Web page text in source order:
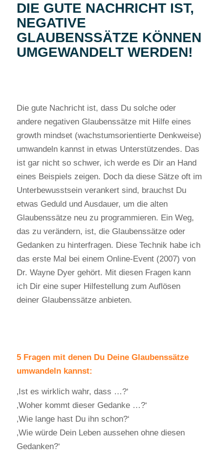
DIE GUTE NACHRICHT IST,
NEGATIVE
GLAUBENSSÄTZE KÖNNEN
UMGEWANDELT WERDEN!
Die gute Nachricht ist, dass Du solche oder
andere negativen Glaubenssätze mit Hilfe eines
growth mindset (wachstumsorientierte Denkweise)
umwandeln kannst in etwas Unterstützendes. Das
ist gar nicht so schwer, ich werde es Dir an Hand
eines Beispiels zeigen. Doch da diese Sätze oft im
Unterbewusstsein verankert sind, brauchst Du
etwas Geduld und Ausdauer, um die alten
Glaubenssätze neu zu programmieren. Ein Weg,
das zu verändern, ist, die Glaubenssätze oder
Gedanken zu hinterfragen. Diese Technik habe ich
das erste Mal bei einem Online-Event (2007) von
Dr. Wayne Dyer gehört. Mit diesen Fragen kann
ich Dir eine super Hilfestellung zum Auflösen
deiner Glaubenssätze anbieten.
5 Fragen mit denen Du Deine Glaubenssätze
umwandeln kannst:
‚Ist es wirklich wahr, dass …?‘
‚Woher kommt dieser Gedanke …?‘
‚Wie lange hast Du ihn schon?‘
‚Wie würde Dein Leben aussehen ohne diesen
Gedanken?‘